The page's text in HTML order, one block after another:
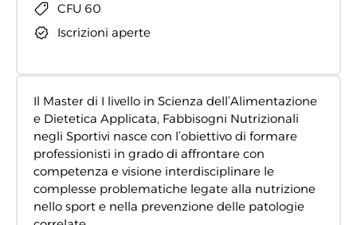
Il Master di I livello in Scienza dell’Alimentazione
e Dietetica Applicata, Fabbisogni Nutrizionali
negli Sportivi nasce con l’obiettivo di formare
professionisti in grado di affrontare con
competenza e visione interdisciplinare le
complesse problematiche legate alla nutrizione
nello sport e nella prevenzione delle patologie
CFU 60
Iscrizioni aperte